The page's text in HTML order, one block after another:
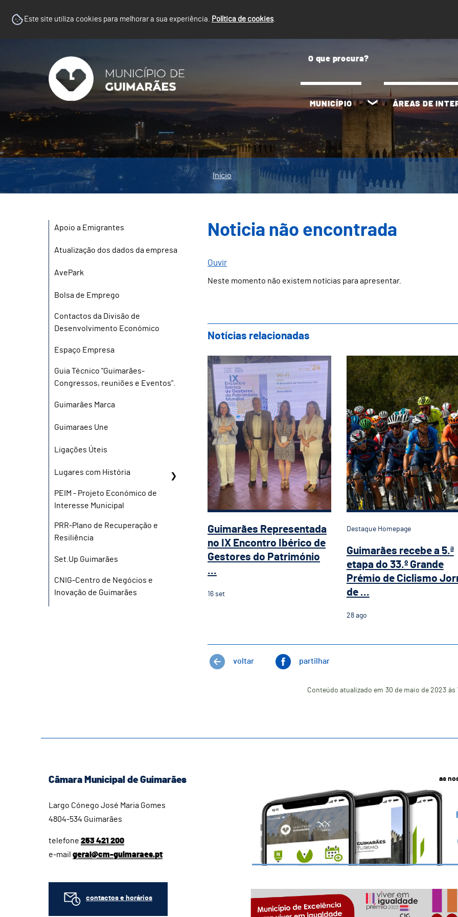
Este site utiliza cookies para melhorar a sua experiência. Política de cookies.
MUNICÍPIO ÁREAS DE
Início
Apoio a Emigrantes
Atualização dos dados da empresa
AvePark
Bolsa de Emprego
Contactos da Divisão de
Desenvolvimento Económico
Espaço Empresa
Guia Técnico "Guimarães-
Congressos, reuniões e Eventos".
Guimarães Marca
Guimaraes Une
Ligações Úteis
Lugares com História
PEIM - Projeto Económico de
Interesse Municipal
PRR-Plano de Recuperação e
Resiliência
Set.Up Guimarães
CNIG-Centro de Negócios e
Inovação de Guimarães
Noticia não encontrada
Ouvir
Neste momento não existem notícias para apresentar.
Notícias relacionadas
Guimarães Representada no IX Encontro
Guimarães Representada
no IX Encontro Ibérico de
Gestores do Património
...
16 set
Guimarães recebe
Destaque Homepage
Guimarães recebe a 5.ª
etapa do 33.º Grande
Prémio de Ciclismo
de ...
28 ago
voltar partilhar
Conteúdo atualizado em 30 de maio de 2023 às
Câmara Municipal de Guimarães
Largo Cónego José Maria Gomes
4804-534 Guimarães
telefone 253 421 200
e-mail geral@cm-guimaraes.pt
contactos e horários
as